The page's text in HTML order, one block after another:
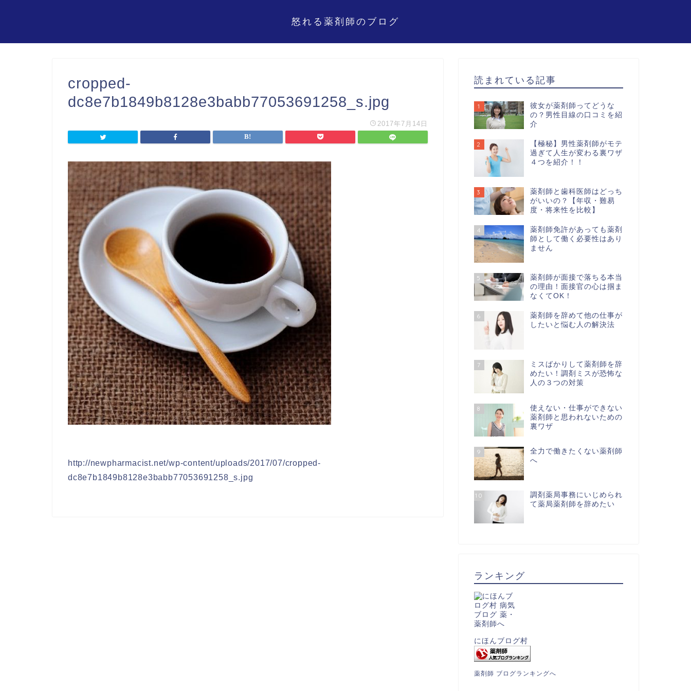
怒れる薬剤師のブログ
cropped-
dc8e7b1849b8128e3babb77053691258_s.jpg
2017年7月14日
http://newpharmacist.net/wp-content/uploads/2017/07/cropped-
dc8e7b1849b8128e3babb77053691258_s.jpg
読まれている記事
1
彼女が薬剤師ってどうな
の？男性目線の口コミを紹
介
2
【極秘】男性薬剤師がモテ
過ぎて人生が変わる裏ワザ
４つを紹介！！
3
薬剤師と歯科医師はどっち
がいいの？【年収・難易
度・将来性を比較】
4
薬剤師免許があっても薬剤
師として働く必要性はあり
ません
5
薬剤師が面接で落ちる本当
の理由！面接官の心は掴ま
なくてOK！
6
薬剤師を辞めて他の仕事が
したいと悩む人の解決法
7
ミスばかりして薬剤師を辞
めたい！調剤ミスが恐怖な
人の３つの対策
8
使えない・仕事ができない
薬剤師と思われないための
裏ワザ
9
全力で働きたくない薬剤師
へ
10
調剤薬局事務にいじめられ
て薬局薬剤師を辞めたい
ランキング
にほんブログ村
薬剤師 ブログランキングへ